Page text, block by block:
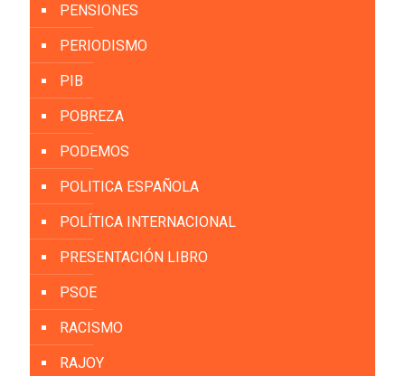
PENSIONES
PERIODISMO
PIB
POBREZA
PODEMOS
POLITICA ESPAÑOLA
POLÍTICA INTERNACIONAL
PRESENTACIÓN LIBRO
PSOE
RACISMO
RAJOY